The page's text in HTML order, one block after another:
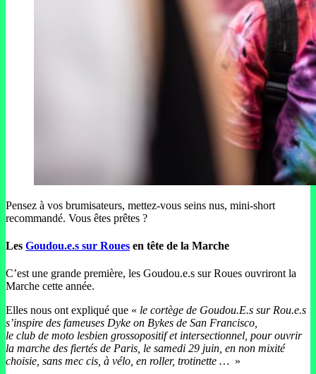
Pensez à vos brumisateurs, mettez-vous seins nus, mini-short
recommandé. Vous êtes prêtes ?
Les Goudou.e.s sur Roues en tête de la Marche
C’est une grande première, les Goudou.e.s sur Roues ouvriront la
Marche cette année.
Elles nous ont expliqué que « le cortège de Goudou.E.s sur Rou.e.s
s’inspire des fameuses Dyke on Bykes de San Francisco,
le club de moto lesbien grossopositif et intersectionnel, pour ouvrir
la marche des fiertés de Paris, le samedi 29 juin, en non mixité
choisie, sans mec cis, à vélo, en roller, trotinette … »